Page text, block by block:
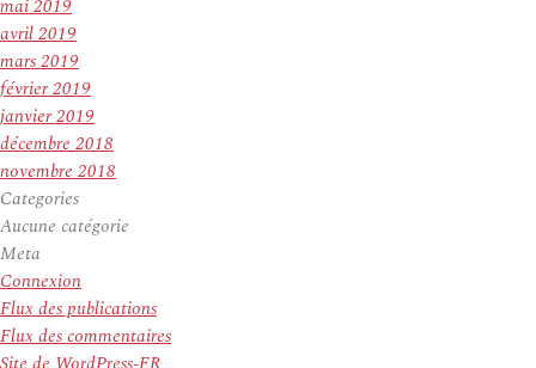
mai 2019
avril 2019
mars 2019
février 2019
janvier 2019
décembre 2018
novembre 2018
Categories
Aucune catégorie
Meta
Connexion
Flux des publications
Flux des commentaires